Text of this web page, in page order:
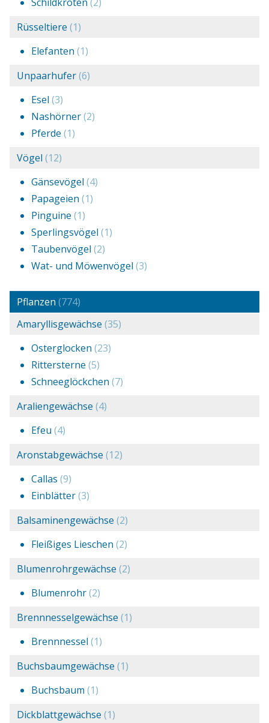
Rüsseltiere (1)
Elefanten (1)
Unpaarhufer(6)
Esel (3)
Nashörner(2)
Pferde (1)
Vögel (12)
Gänsevögel (4)
Papageien (1)
Pinguine (1)
Sperlingsvögel (1)
Taubenvögel (2)
Wat- und Möwenvögel (3)
Pflanzen (774)
Amaryllisgewächse (35)
Osterglocken (23)
Rittersterne (5)
Schneeglöckchen (7)
Araliengewächse (4)
Efeu (4)
Aronstabgewächse (12)
Callas (9)
Einblätter(3)
Balsaminengewächse (2)
Fleißiges Lieschen (2)
Blumenrohrgewächse (2)
Blumenrohr(2)
Brennnesselgewächse (1)
Brennnessel (1)
Buchsbaumgewächse (1)
Buchsbaum (1)
Dickblattgewächse (1)